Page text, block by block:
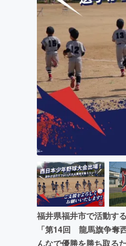
ビジネ
まちづ
福井県福井市で活動す
「第14回 龍馬旗争奪
んなで優勝を勝ち取る